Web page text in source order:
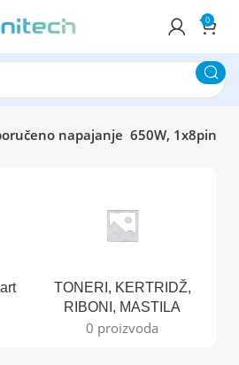
0
napajanje 650W, 1x8pin
TONERI, KERTRIDŽ,
RIBONI, MASTILA
0 proizvoda